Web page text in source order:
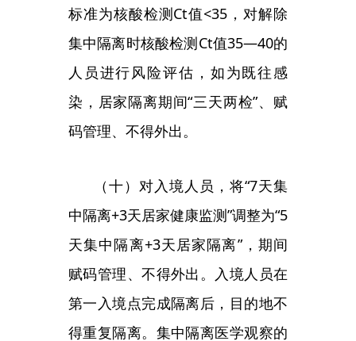
测，居家隔离医学观察第1、3天各
开展1次核酸检测。
（十一）加强医疗资源建设。
置方案，做好医务人员全员培训。
做好住院床位和重症床位准备，增
加救治资源。
（十二）有序推进新冠病毒疫
苗接种。制定加快推进疫苗接种的